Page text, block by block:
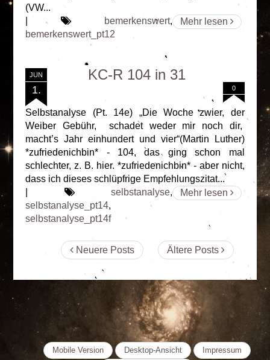
(VW...
Mehr lesen
| bemerkenswert,
bemerkenswert_pt12
JUN
1.
KC-R 104 in 31
0
Selbstanalyse (Pt. 14e) „Die Woche zwier, der
Weiber Gebühr, schadet weder mir noch dir,
macht’s Jahr einhundert und vier“(Martin Luther)
*zufriedenichbin* - 104, das ging schon mal
schlechter, z. B. hier. *zufriedenichbin* - aber nicht,
dass ich dieses schlüpfrige Empfehlungszitat...
Mehr lesen
selbstanalyse,
selbstanalyse_pt14,
selbstanalyse_pt14f
Neuere Posts Ältere Posts
Mobile Version Desktop-Ansicht Impressum